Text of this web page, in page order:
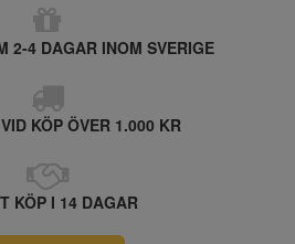
2-4 DAGAR INOM SVERIGE
KÖP ÖVER 1.000 KR
KÖP I 14 DAGAR